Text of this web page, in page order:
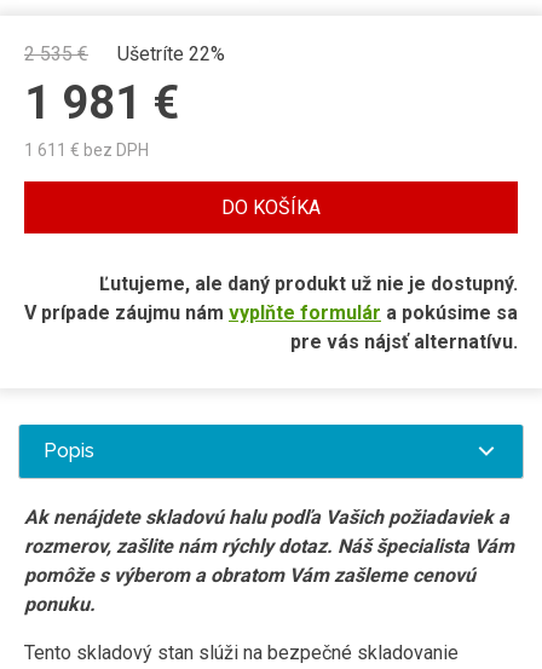
2 535€ Ušetríte 22%
1 981 €
1 611 € bez DPH
DO KOŠÍKA
Ľutujeme, ale daný produkt už nie je dostupný.
V prípade záujmu nám vyplňte formulár a pokúsime sa
pre vás nájsť alternatívu.
Popis
Ak nenájdete skladovú halu podľa Vašich požiadaviek a
rozmerov, zašlite nám rýchly dotaz. Náš špecialista Vám
pomôže s výberom a obratom Vám zašleme cenovú
ponuku.
Tento skladový stan slúži na bezpečné skladovanie